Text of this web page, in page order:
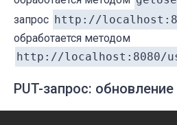
запрос http://
обработается методом
http://localhost:8080/
PUT-запрос: